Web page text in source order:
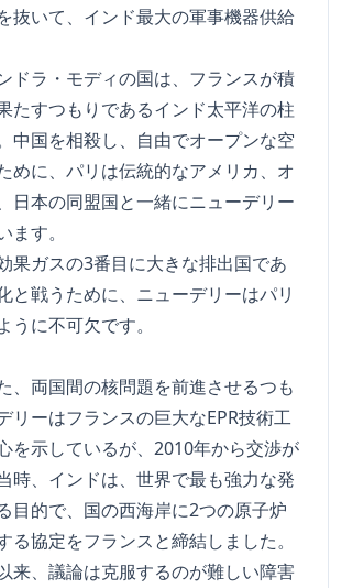
抜いて、インド最大の軍事機器供給
ドラ・モディの国は、フランスが積
たすつもりであるインド太平洋の柱
中国を相殺し、自由でオープンな空
めに、パリは伝統的なアメリカ、オ
日本の同盟国と一緒にニューデリー
ます。
果ガスの3番目に大きな排出国であ
と戦うために、ニューデリーはパリ
うに不可欠です。
、両国間の核問題を前進させるつも
リーはフランスの巨大なEPR技術工
を示しているが、2010年から交渉が
時、インドは、世界で最も強力な発
目的で、国の西海岸に2つの原子炉
る協定をフランスと締結しました。
来、議論は克服するのが難しい障害